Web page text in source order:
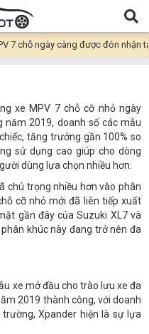
7 chỗ ngày càng được đón nhận
xe MPV 7 chỗ cỡ nhỏ ngày
năm 2019, doanh số các mẫu
tăng trưởng gần 100% so
sử dụng cao giúp cho dòng
dùng lựa chọn nhiều hơn.
chú trọng nhiều hơn vào phân
cỡ nhỏ mới đã liên tiếp xuất
gần đây của Suzuki XL7 và
khúc này đang trở nên đa
xe mở đầu cho trào lưu xe đa
2019 thành công, với doanh
Xpander hiện là sự lựa